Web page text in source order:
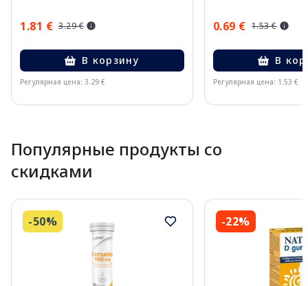
1.81 € 3.29 €
В корзину
Регулярная цена: 3.29 €
0.69 € 1.53 €
В
Регулярная цена: 1.53 €
Популярные продукты со
скидками
-50% -22%